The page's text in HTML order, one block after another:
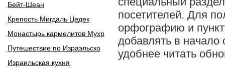
Бейт-Шеан
Крепость Мигдаль Цедек
Монастырь кармелитов Мухр
Путешествие по Израэльско
Израильская кухня
посетителей. Для
орфографию и
добавлять в начало
удобнее читать